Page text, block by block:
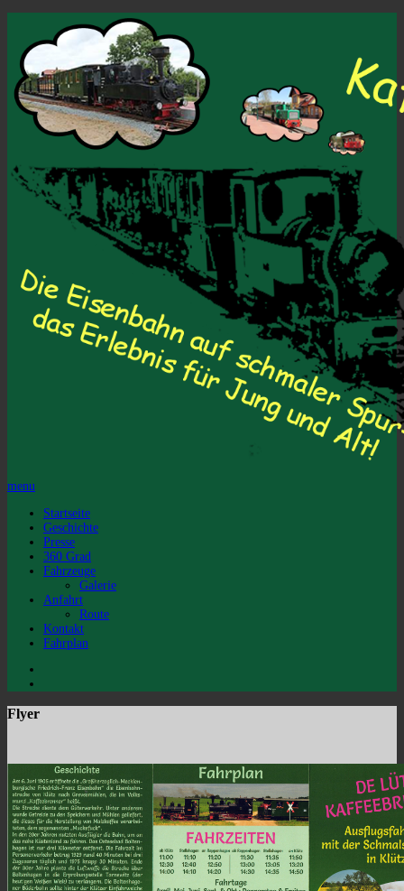
menu
Startseite
Geschichte
Presse
360 Grad
Fahrzeuge
Galerie
Anfahrt
Route
Kontakt
Fahrplan
Flyer